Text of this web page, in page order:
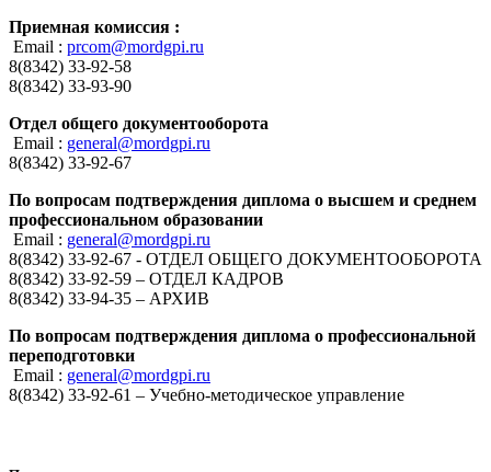
Приемная комиссия :
Email : prcom@mordgpi.ru
8(8342) 33-92-58
8(8342) 33-93-90
Отдел общего документооборота
Email : general@mordgpi.ru
8(8342) 33-92-67
По вопросам подтверждения диплома о высшем и среднем
профессиональном образовании
Email : general@mordgpi.ru
8(8342) 33-92-67 - ОТДЕЛ ОБЩЕГО ДОКУМЕНТООБОРОТА
8(8342) 33-92-59 – ОТДЕЛ КАДРОВ
8(8342) 33-94-35 – АРХИВ
По вопросам подтверждения диплома о профессиональной
переподготовки
Email : general@mordgpi.ru
8(8342) 33-92-61 – Учебно-методическое управление